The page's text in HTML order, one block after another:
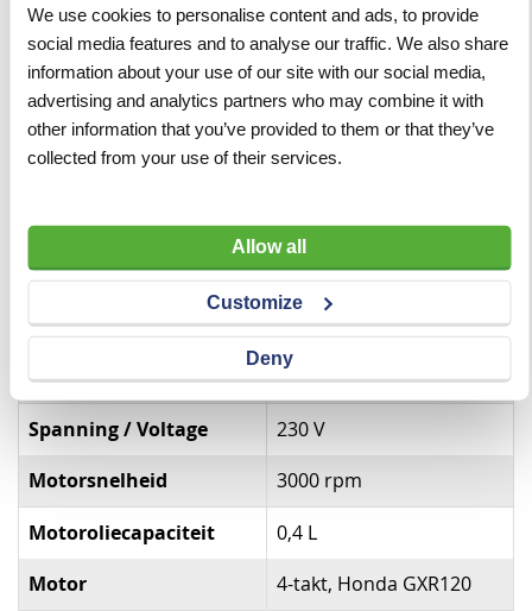
We use cookies to personalise content and ads, to provide
social media features and to analyse our traffic. We also share
information about your use of our site with our social media,
advertising and analytics partners who may combine it with
other information that you’ve provided to them or that they’ve
collected from your use of their services.
Allow all
Customize
Deny
Honda EU 22i haalt u een aggregaat in huis die
gemaakt is om u te ondersteunen in elke situatie, of u
nu werkt op een bouwplaats, in de groenvoorziening, of
gewoon een betrouwbare stroomvoorziening nodig
heeft voor uw mobiele onderneming. Vertrouw op
Honda, vertrouw op Visser & Visser.
Specificaties
Merk Honda
Maximaal vermogen 2200 W
Spanning / Voltage 230 V
Motorsnelheid 3000 rpm
Motoroliecapaciteit 0,4 L
Motor 4-takt, Honda GXR120